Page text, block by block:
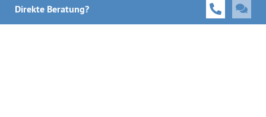
Direkte Beratung?